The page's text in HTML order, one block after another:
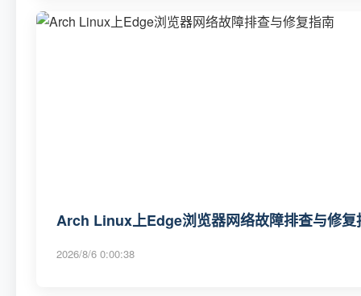
Arch Linux上Edge浏览器网络故障排查与修复
2026/8/6 0:00:38